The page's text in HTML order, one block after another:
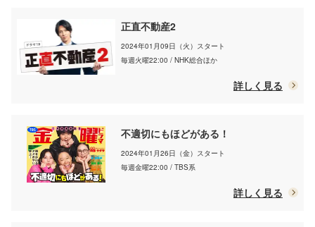
正直不動産2
2024年01月09日（火）スタート
毎週火曜22:00 / NHK総合ほか
詳しく見る
不適切にもほどがある！
2024年01月26日（金）スタート
毎週金曜22:00 / TBS系
詳しく見る